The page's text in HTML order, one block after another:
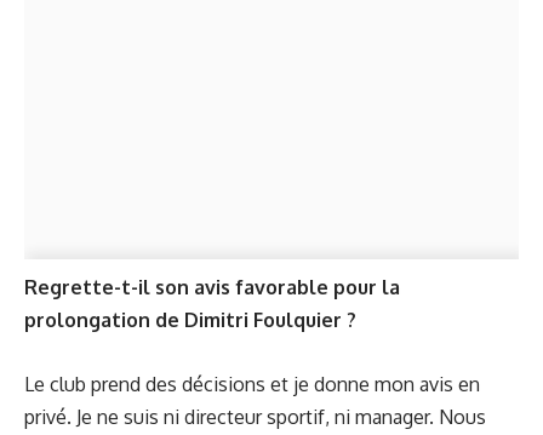
Regrette-t-il son avis favorable pour la
prolongation de Dimitri Foulquier ?
Le club prend des décisions et je donne mon avis en
privé. Je ne suis ni directeur sportif, ni manager. Nous